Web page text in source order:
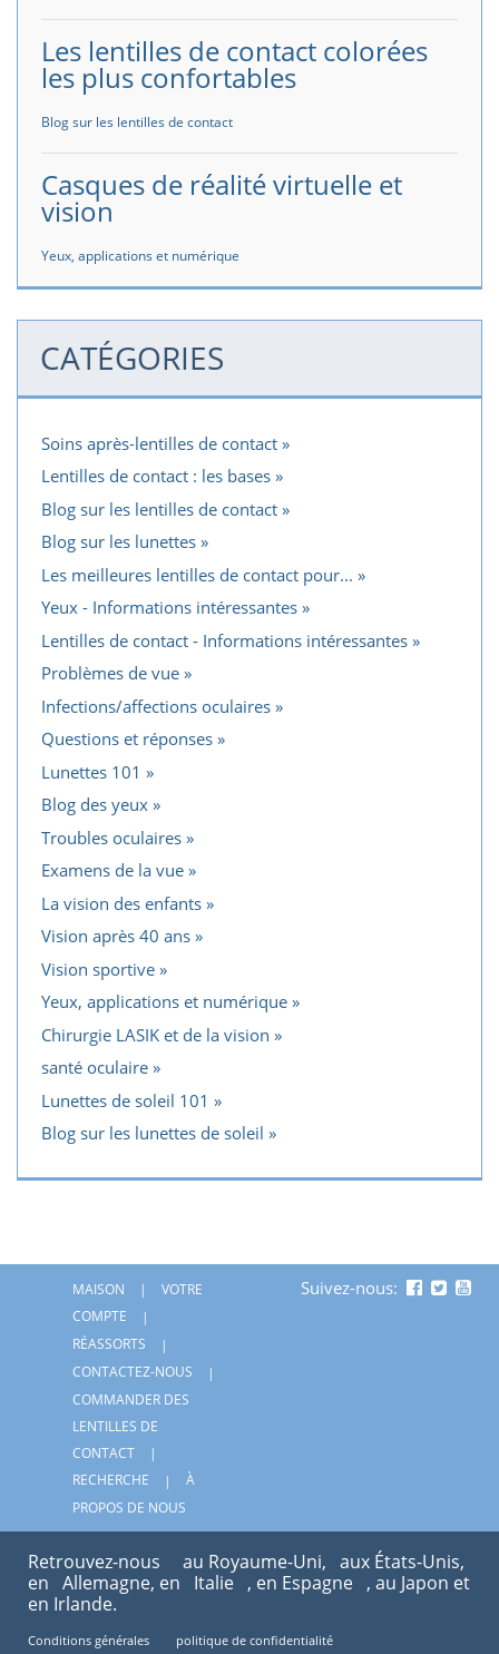
Les lentilles de contact colorées
les plus confortables
Blog sur les lentilles de contact
Casques de réalité virtuelle et
vision
Yeux, applications et numérique
CATÉGORIES
Soins après-lentilles de contact
Lentilles de contact : les bases
Blog sur les lentilles de contact
Blog sur les lunettes
Les meilleures lentilles de contact pour...
Yeux - Informations intéressantes
Lentilles de contact - Informations intéressantes
Problèmes de vue
Infections/affections oculaires
Questions et réponses
Lunettes 101
Blog des yeux
Troubles oculaires
Examens de la vue
La vision des enfants
Vision après 40 ans
Vision sportive
Yeux, applications et numérique
Chirurgie LASIK et de la vision
santé oculaire
Lunettes de soleil 101
Blog sur les lunettes de soleil
MAISON
VOTRE
COMPTE
RÉASSORTS
CONTACTEZ-NOUS
COMMANDER DES
LENTILLES DE
CONTACT
RECHERCHE
À
PROPOS DE NOUS
Suivez-nous:
Retrouvez-nous au Royaume-Uni, aux États-Unis,
en Allemagne, en Italie , en Espagne , au Japon et
en Irlande.
Conditions générales politique de confidentialité